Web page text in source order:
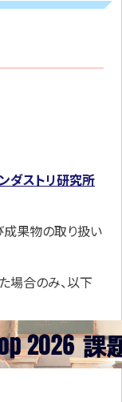
ダストリ研究所
成果物の取り扱い
場合のみ、以下